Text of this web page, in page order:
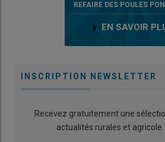
REFAIRE DES POULES
EN SAVOIR
INSCRIPTION NEWSLETTER
Recevez gratuitement une
actualités rurales et agricole